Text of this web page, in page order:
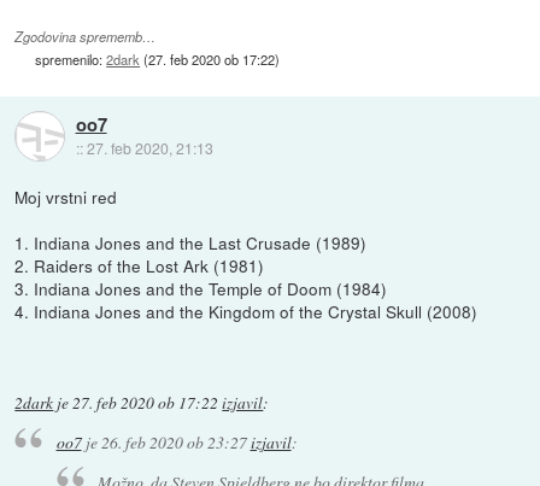
Zgodovina sprememb…
spremenilo:2dark (27. feb 2020 ob 17:22)
oo7
::27. feb 2020, 21:13
Moj vrstni red
1. Indiana Jones and the Last Crusade (1989)
2. Raiders of the Lost Ark (1981)
3. Indiana Jones and the Temple of Doom (1984)
4. Indiana Jones and the Kingdom of the Crystal Skull (2008)
2dark je27. feb 2020 ob 17:22 izjavil:
oo7je26. feb 2020 ob 23:27izjavil: